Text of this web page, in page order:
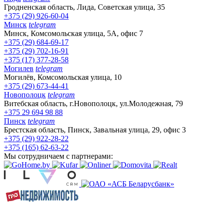
Гродненская область, Лида, Советская улица, 35
+375 (29) 926-60-04
Минск telegram
Минск, Комсомольская улица, 5А, офис 7
+375 (29) 684-69-17
+375 (29) 702-16-91
+375 (17) 377-28-58
Могилев telegram
Могилёв, Комсомольская улица, 10
+375 (29) 673-44-41
Новополоцк telegram
Витебская область, г.Новополоцк, ул.Молодежная, 79
+375 29 694 98 88
Пинск telegram
Брестская область, Пинск, Завальная улица, 29, офис 3
+375 (29) 922-28-22
+375 (165) 62-63-22
Мы сотрудничаем с партнерами: